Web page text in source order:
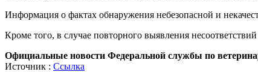
Информация о фактах обнаружения небезопасной и
Кроме того, в случае повторного выявления
Официальные новости Федеральной службы по
Источник : Ссылка